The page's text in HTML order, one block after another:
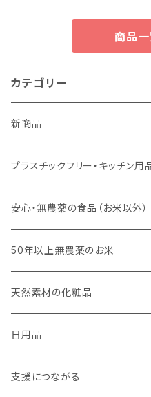
商品
カテゴリー
新商品
プラスチックフリー・キッチン用
キッチンスポンジ・キッチンブラシ
びわこ・和太布（日本独自の方
weck（ドイツ生まれのガラス容器
パーツ
スタッシャー（シリコンの保存容器
お弁当箱
安心・無農薬の食品（お米以外）
50年以上無農薬のお米
玄米（定期便）
白米（定期便）
分づき米（定期便）
天然素材の化粧品
日焼け止め
ヘアケア
日用品
国産シャンプーバー・コンディシ
支援につながる